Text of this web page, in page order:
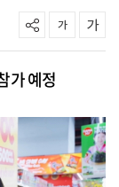
가 예정